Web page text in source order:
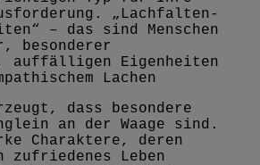
„Lachfalten-
– das sind Menschen
besonderer
auffälligen Eigenheiten
Lachen
dass besondere
an der Waage sind.
Charaktere, deren
zufriedenes Leben